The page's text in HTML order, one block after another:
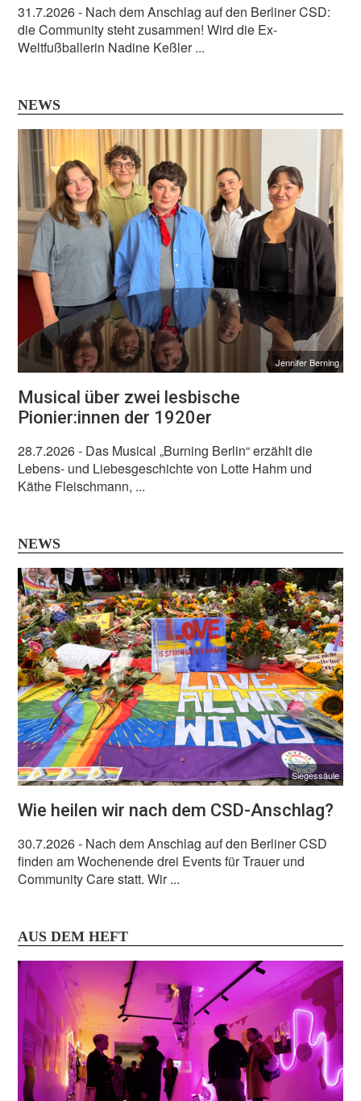
31.7.2026- Nach dem Anschlag auf den Berliner CSD:
die Community steht zusammen! Wird die Ex-
Weltfußballerin Nadine Keßler ...
NEWS
Jennifer Berning
Musical über zwei lesbische
Pionier:innen der 1920er
28.7.2026- Das Musical „Burning Berlin“ erzählt die
Lebens- und Liebesgeschichte von Lotte Hahm und
Käthe Fleischmann, ...
NEWS
Siegessäule
Wie heilen wir nach dem CSD-Anschlag?
30.7.2026- Nach dem Anschlag auf den Berliner CSD
finden am Wochenende drei Events für Trauer und
Community Care statt. Wir ...
AUS DEM HEFT